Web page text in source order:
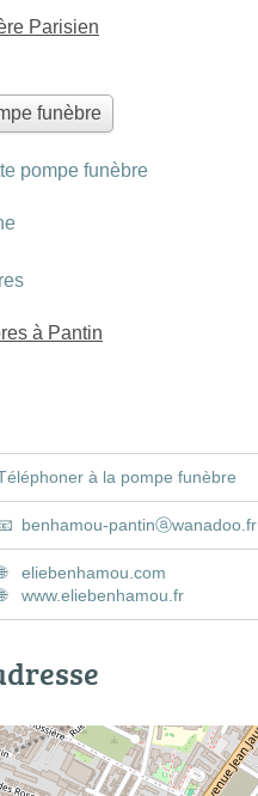
Parisien
funèbre
pompe funèbre
à Pantin
à la pompe funèbre
benhamou-pantinⓐwanadoo.fr
eliebenhamou.com
www.eliebenhamou.fr